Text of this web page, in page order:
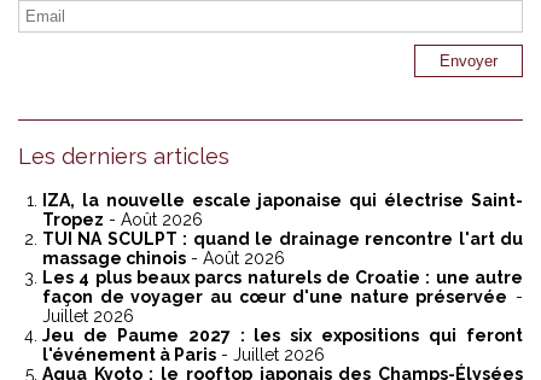
Les derniers articles
IZA, la nouvelle escale japonaise qui électrise Saint-
Tropez - Août 2026
TUI NA SCULPT : quand le drainage rencontre l'art du
massage chinois - Août 2026
Les 4 plus beaux parcs naturels de Croatie : une autre
façon de voyager au cœur d'une nature préservée -
Juillet 2026
Jeu de Paume 2027 : les six expositions qui feront
l'événement à Paris - Juillet 2026
Aqua Kyoto : le rooftop japonais des Champs-Élysées